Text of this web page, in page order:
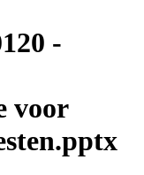
-
voor